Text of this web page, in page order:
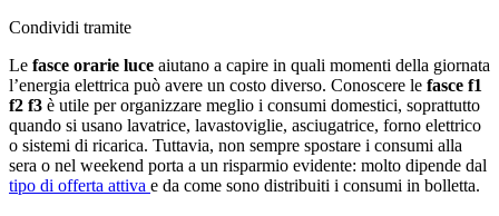
Condividi tramite
Le fasce orarie luce aiutano a capire in quali momenti della giornata
l’energia elettrica può avere un costo diverso. Conoscere le fasce f1
f2 f3 è utile per organizzare meglio i consumi domestici, soprattutto
quando si usano lavatrice, lavastoviglie, asciugatrice, forno elettrico
o sistemi di ricarica. Tuttavia, non sempre spostare i consumi alla
sera o nel weekend porta a un risparmio evidente: molto dipende dal
tipo di offerta attiva e da come sono distribuiti i consumi in bolletta.